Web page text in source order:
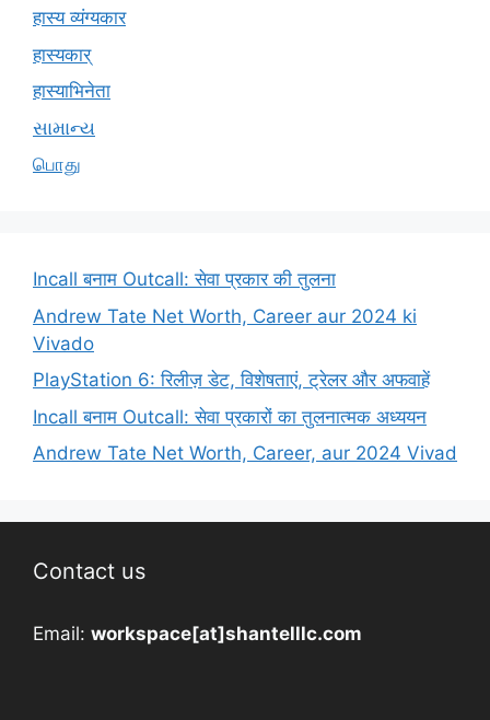
हास्य व्यंग्यकार
हास्यकार्
हास्याभिनेता
સામાન્ય
பொது
Incall बनाम Outcall: सेवा प्रकार की तुलना
Andrew Tate Net Worth, Career aur 2024 ki
Vivado
PlayStation 6: रिलीज़ डेट, विशेषताएं, ट्रेलर और अफवाहें
Incall बनाम Outcall: सेवा प्रकारों का तुलनात्मक अध्ययन
Andrew Tate Net Worth, Career, aur 2024 Vivad
Contact us
Email: workspace[at]shantelllc.com